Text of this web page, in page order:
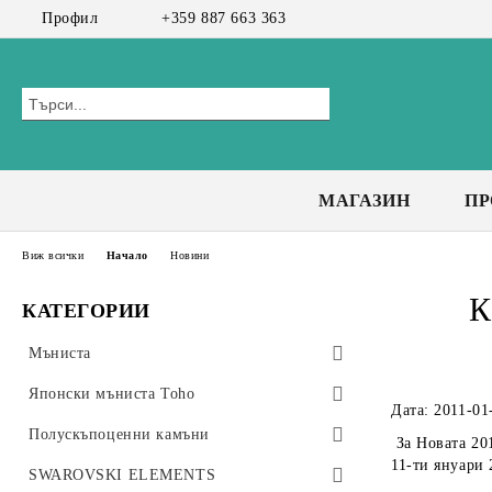
Профил +359 887 663 363
МАГАЗИН
КАТЕГОРИИ
Мъниста
Preciosa мъниста
Bicone 3 мм
Bicone 4 мм
Чешки мъниста
CzechMates Tiles
Стъклени мъниста
Японски мъниста Toho
Toho Тръбички 9мм, #3
Toho Тръбички Усукани 9мм, #3
Полускъпоценни камъни
Клас А+
SWAROVSKI ELEMENTS
Виж всички Начало Новини
Дата: 2011-
За Новата
11-ти януари